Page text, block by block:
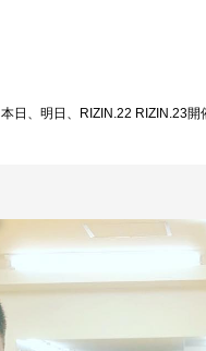
本日、明日、RIZIN.22 RIZIN.23開催！常勝軍団、パ